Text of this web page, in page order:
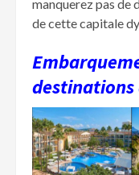
manquerez pas de
de cette capitale
destinations